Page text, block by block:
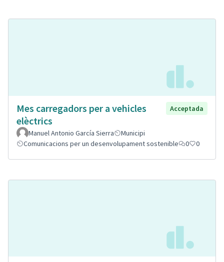
Mes carregadors per a vehicles
elèctrics
Acceptada
Manuel Antonio García Sierra
Municipi
Comunicacions per un desenvolupament sostenible
0 0